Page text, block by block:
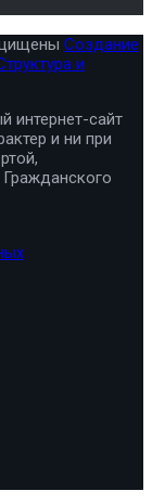
Создание
и
интернет-сайт
и ни при